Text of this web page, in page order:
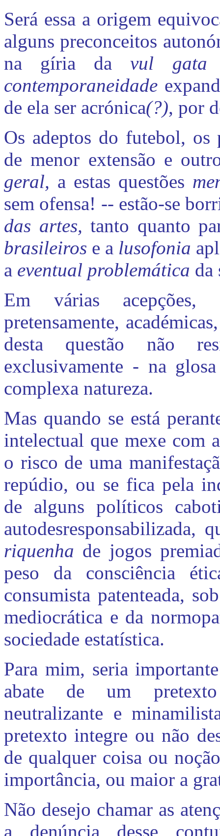
Será essa a origem
alguns preconceitos
na gíria davul
contemporaneidade
de ela ser acrónica(?), por
Os adeptos do futebol, os
de menor extensão e
geral, a estas questões
sem ofensa! -- estão-se
das artes, tanto quanto
brasileiros e a lusofonia
a eventual problemática da
Em várias acepções,
pretensamente,
desta questão não
exclusivamente - na
complexa natureza.
Mas quando se está
intelectual que mexe com
o risco de uma
repúdio, ou se fica pela
de alguns políticos
autodesresponsabilizada,
riquenha de jogos
peso da consciência
consumista patenteada,
mediocrática e da
sociedade estatística.
Para mim, seria
abate de um pretexto
neutralizante e
pretexto integre ou não
de qualquer coisa ou
importância, ou maior a
Não desejo chamar as
a denúncia desse